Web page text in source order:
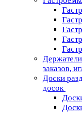
заказов,
Доски
досок